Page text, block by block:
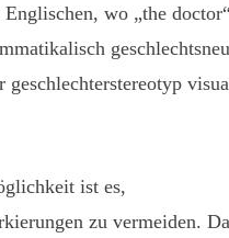
Englischen, wo „the doctor
geschlechterstereotyp
ist es,
zu vermeiden.